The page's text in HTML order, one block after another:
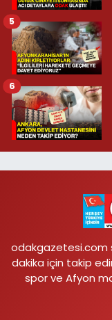
5
6
odakgazetesi.com
dakika için takip
spor ve Afyon